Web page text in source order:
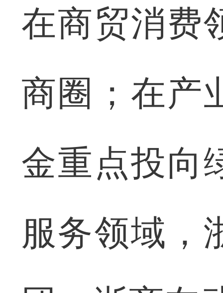
在商贸消费
商圈；在产
金重点投向
服务领域，